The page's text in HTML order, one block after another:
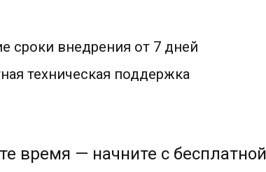
сроки внедрения от 7 дней
техническая поддержка
время — начните с